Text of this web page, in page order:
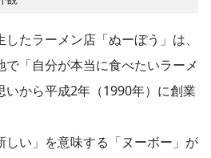
たラーメン店「ぬーぼう」は、
「自分が本当に食べたいラーメ
いから平成2年（1990年）に創業
しい」を意味する「ヌーボー」が